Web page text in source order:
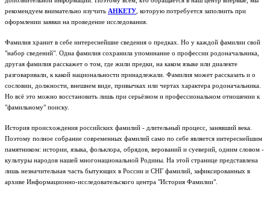
рекомендуем внимательно изучить АНКЕТУ , которую потребуется заполнить при
оформлении заявки на проведение исследования.
Фамилия хранит в себе интереснейшие сведения о предках. Но у каждой фамилии свой
"набор сведений". Одна фамилия сохранила упоминание о профессии родоначальника,
другая фамилия расскажет о том, где жили предки, на каком языке или диалекте
разговаривали, к какой национальности принадлежали. Фамилия может рассказать и о
сословии, должности, внешнем виде, привычках или чертах характера родоначальника.
Но всё это можно восстановить лишь при серьёзном и профессиональном отношении к
"фамильному" поиску.
История происхождения российских фамилий - длительный процесс, занявший века.
Поэтому полное собрание современных фамилий само по себе является интереснейшим
памятником: истории, языка, фольклора, обрядов, верований и суеверий, одним словом -
культуры народов нашей многонациональной Родины. На этой странице представлена
лишь незначительная часть бытующих в России и СНГ фамилий, зафиксированных в
архиве Информационно-исследовательского центра "История Фамилии".